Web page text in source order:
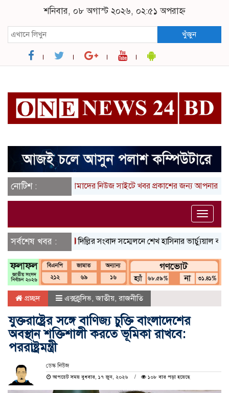
শনিবার, ০৮ অগাস্ট ২০২৬, ০২:৫১ অপরাহ্ন
খুঁজুন
নোটিশ : আমাদের নিউজ সাইটে খবর প্রকাশের জন্য আপনার লিখা
Toggle
সর্বশেষ খবর :দিল্লির সংবাদ সম্মেলনে শেখ হাসিনার ভার্চ্যুয়াল বক্তব্যে
প্রচ্ছদ এক্সক্লুসিভ,জাতীয়, রাজনীতি
যুক্তরাষ্ট্রের সঙ্গে বাণিজ্য চুক্তি বাংলাদেশের
অবস্থান শক্তিশালী করতে ভূমিকা রাখবে:
পররাষ্ট্রমন্ত্রী
ডেস্ক নিউজ
আপডেট সময় বুধবার, ১৭ জুন, ২০২৬
১০৮ বার পড়া হয়েছে